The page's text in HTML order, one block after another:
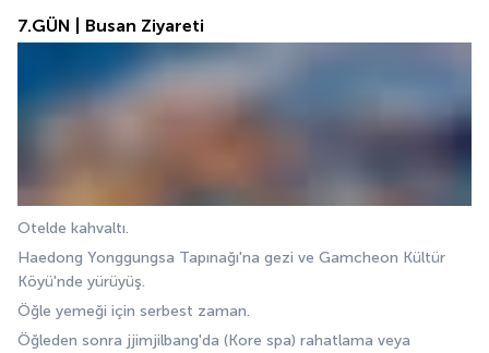
7.GÜN | Busan Ziyareti
Otelde kahvaltı.
Haedong Yonggungsa Tapınağı'na gezi ve Gamcheon Kültür
Köyü'nde yürüyüş.
Öğle yemeği için serbest zaman.
Öğleden sonra jjimjilbang'da (Kore spa) rahatlama veya